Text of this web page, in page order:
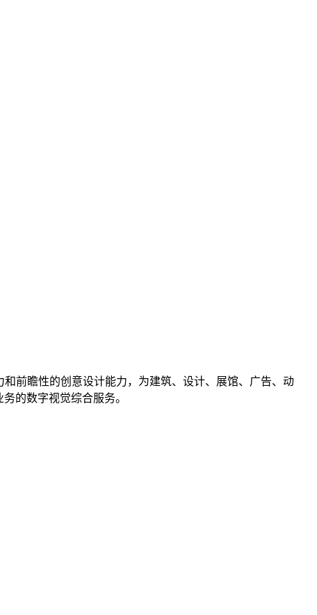
前瞻性的创意设计能力，为建筑、设计、展馆、广告、动
的数字视觉综合服务。